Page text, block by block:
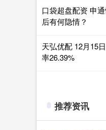
口袋超盘配资 申
后有何隐情？
天弘优配 12月15
率26.39%
推荐资讯